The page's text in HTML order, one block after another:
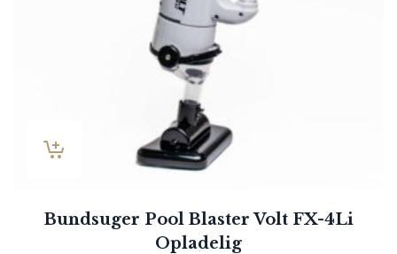
Bundsuger Pool Blaster Volt FX-4Li
Opladelig